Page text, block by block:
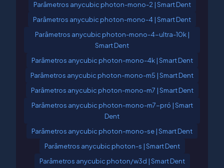
Parâmetros anycubic photon-mono-2 | Smart Dent
Parâmetros anycubic photon-mono-4 | Smart Dent
Parâmetros anycubic photon-mono-4-ultra-10k |
Smart Dent
Parâmetros anycubic photon-mono-4k | Smart Dent
Parâmetros anycubic photon-mono-m5 | Smart Dent
Parâmetros anycubic photon-mono-m7 | Smart Dent
Parâmetros anycubic photon-mono-m7-pró | Smart
Dent
Parâmetros anycubic photon-mono-se | Smart Dent
Parâmetros anycubic photon-s | Smart Dent
Parâmetros anycubic photon/w3d | Smart Dent